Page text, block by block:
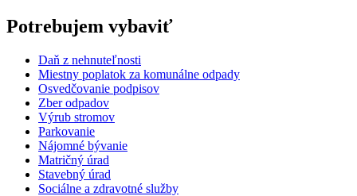
Potrebujem vybaviť
Daň z nehnuteľnosti
Miestny poplatok za komunálne odpady
Osvedčovanie podpisov
Zber odpadov
Výrub stromov
Parkovanie
Nájomné bývanie
Matričný úrad
Stavebný úrad
Sociálne a zdravotné služby